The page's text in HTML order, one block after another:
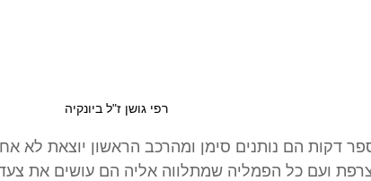
רפי גושן ז"ל ביונקיה
דקות הם נותנים סימן ומהרכב הראשון יוצאת לא
ועם כל הפמליה שמתלווה אליה הם עושים את